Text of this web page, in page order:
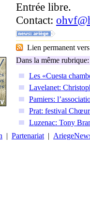
Entrée libre.
Contact:
Lien permanent
Dans la même rubrique:
Les «Cuesta
Lavelanet:
Pamiers:
Prat: festival
Luzenac: Tony
| Partenariat |